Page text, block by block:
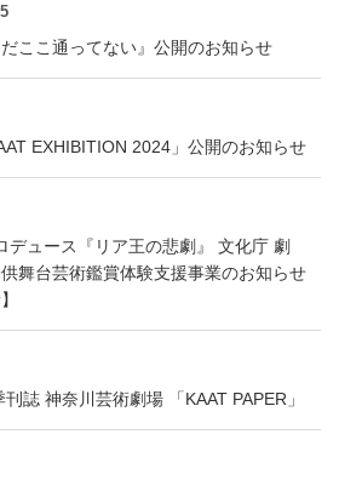
ここ通ってない』公開のお知らせ
EXHIBITION 2024」公開のお知らせ
デュース『リア王の悲劇』 文化庁 劇
舞台芸術鑑賞体験支援事業のお知らせ
誌 神奈川芸術劇場 「KAAT PAPER」